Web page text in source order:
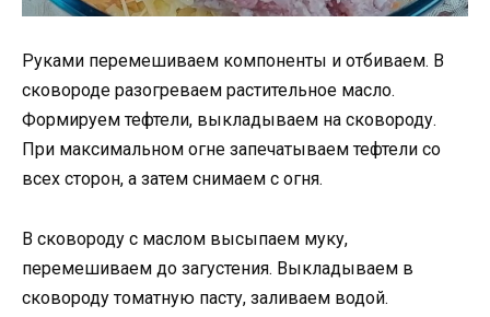
Руками перемешиваем компоненты и отбиваем. В
сковороде разогреваем растительное масло.
Формируем тефтели, выкладываем на сковороду.
При максимальном огне запечатываем тефтели со
всех сторон, а затем снимаем с огня.
В сковороду с маслом высыпаем муку,
перемешиваем до загустения. Выкладываем в
сковороду томатную пасту, заливаем водой.